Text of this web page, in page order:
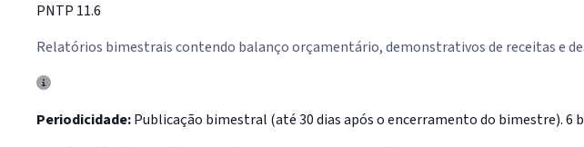
PNTP 11.6
Relatórios bimestrais contendo balanço orçamentário, demonstrativos de receitas e
Periodicidade:Publicação bimestral (até 30 dias após o encerramento do bimestre). 6